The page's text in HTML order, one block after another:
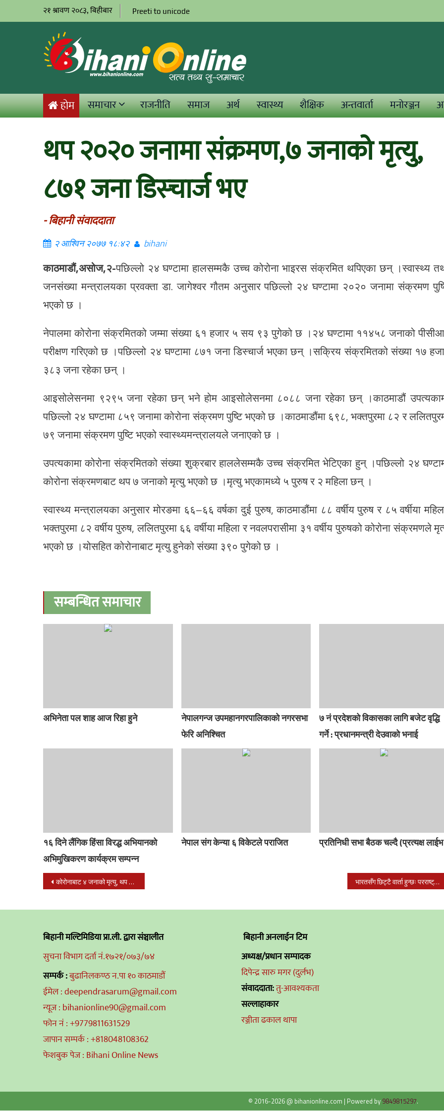
२१ श्रावण २०८३, बिहीबार Preeti to unicode
होम समाचार राजनीति समाज अर्थ स्वास्थ्य शैक्षिक अन्तवार्ता मनोरञ्जन
थप २०२० जनामा संक्रमण,७ जनाको मृत्यु,
८७१ जना डिस्चार्ज भए
- बिहानी संवाददाता
२ आश्विन २०७७ १८:४२ bihani
काठमाडौं,असोज,२-पछिल्लो २४ घण्टामा हालसम्मकै उच्च कोरोना भाइरस संक्रमित थपिएका छन् ।स्वास्थ्य
जनसंख्या मन्त्रालयका प्रवक्ता डा. जागेश्वर गौतम अनुसार पछिल्लो २४ घण्टामा २०२० जनामा संक्रमण
भएको छ ।
नेपालमा कोरोना संक्रमितको जम्मा संख्या ६१ हजार ५ सय ९३ पुगेको छ ।२४ घण्टामा ११४५८ जनाको
परीक्षण गरिएको छ ।पछिल्लो २४ घण्टामा ८७१ जना डिस्चार्ज भएका छन् ।सक्रिय संक्रमितको संख्या १७
३८३ जना रहेका छन् ।
आइसोलेसनमा ९२९५ जना रहेका छन् भने होम आइसोलेसनमा ८०८८ जना रहेका छन् ।काठमाडौं
पछिल्लो २४ घण्टामा ८५९ जनामा कोरोना संक्रमण पुष्टि भएको छ ।काठमाडौंमा ६९८, भक्तपुरमा ८२ र
७९ जनामा संक्रमण पुष्टि भएको स्वास्थ्यमन्त्रालयले जनाएको छ ।
उपत्यकामा कोरोना संक्रमितको संख्या शुक्रबार हाललेसम्मकै उच्च संक्रमित भेटिएका हुन् ।पछिल्लो २४
कोरोना संक्रमणबाट थप ७ जनाको मृत्यु भएको छ ।मृत्यु भएकामध्ये ५ पुरुष र २ महिला छन् ।
स्वास्थ्य मन्त्रालयका अनुसार मोरङमा ६६–६६ वर्षका दुई पुरुष, काठमाडौंमा ८८ वर्षीय पुरुष र ८५ वर्षीया
भक्तपुरमा ८२ वर्षीय पुरुष, ललितपुरमा ६६ वर्षीया महिला र नवलपरासीमा ३१ वर्षीय पुरुषको कोरोना संक्रमणले
भएको छ ।योसहित कोरोनाबाट मृत्यु हुनेको संख्या ३९० पुगेको छ ।
सम्बन्धित समाचार
अभिनेता पल शाह आज रिहा हुने
नेपालगन्ज उपमहानगरपालिकाको नगरसभा
फेरि अनिश्चित
७ नं प्रदेशको विकासका लागि बजेट वृद्धि
गर्ने : प्रधानमन्त्री देउवाको भनाई
१६ दिने लैंगिक हिंसा विरद्ध अभियानको
अभिमुखिकरण कार्यक्रम सम्पन्न
नेपाल संग केन्या ६ विकेटले पराजित प्रतिनिधी सभा बैठक चल्दै (प्रत्यक्ष
Post
कोरोनाबाट ४ जनाको मृत्यु, थप १२४६ जनामा कोरोना संक्रमण भारतसँग छिट्टै वार्ता हुन्छः परराष्ट्रमन्त्री
बिहानी मल्टिमिडिया प्रा.ली. द्वारा संञ्चालीत
सुचना विभाग दर्ता नं.१७२१/०७३/७४
सम्पर्क :बुढानिलकण्ठ न.पा १० काठमाडौं
ईमेल : deependrasarum@gmail.com
न्यूज : bihanionline90@gmail.com
फोन नं : +9779811631529
जापान सम्पर्क : +818048108362
फेशबुक पेज : Bihani Online News
बिहानी अनलाईन टिम
अध्यक्ष/प्रधान सम्पादक
दिपेन्द्र सारु मगर (दुर्लभ)
संवाददाता:तु-आवश्यकता
सल्लाहाकार
रञ्जीता ढकाल थापा
© 2016-2026 @ bihanionline.com | Powered by 9849815297.